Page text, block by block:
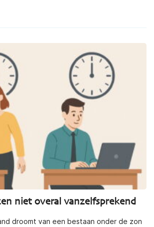
niet overal vanzelfsprekend
droomt van een bestaan onder de zon